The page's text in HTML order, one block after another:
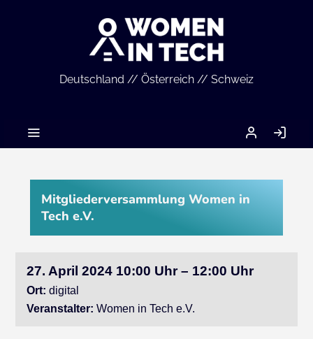
Deutschland // Österreich // Schweiz
MEIN
ACCOUNT
Mitgliederversammlung Women in
Tech e.V.
27. April 2024 10:00 Uhr – 12:00 Uhr
Ort: digital
Veranstalter: Women in Tech e.V.